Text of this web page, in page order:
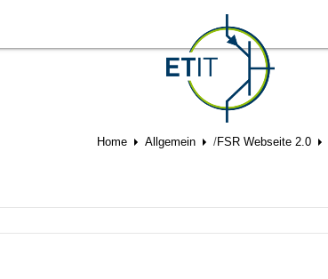
Home Allgemein /FSR Webseite 2.0